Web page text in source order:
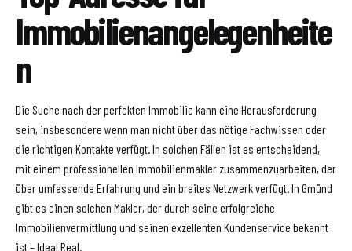
Immobilienangelegenheite
n
Die Suche nach der perfekten Immobilie kann eine Herausforderung
sein, insbesondere wenn man nicht über das nötige Fachwissen oder
die richtigen Kontakte verfügt. In solchen Fällen ist es entscheidend,
mit einem professionellen Immobilienmakler zusammenzuarbeiten, der
über umfassende Erfahrung und ein breites Netzwerk verfügt. In Gmünd
gibt es einen solchen Makler, der durch seine erfolgreiche
Immobilienvermittlung und seinen exzellenten Kundenservice bekannt
ist – Ideal Real.